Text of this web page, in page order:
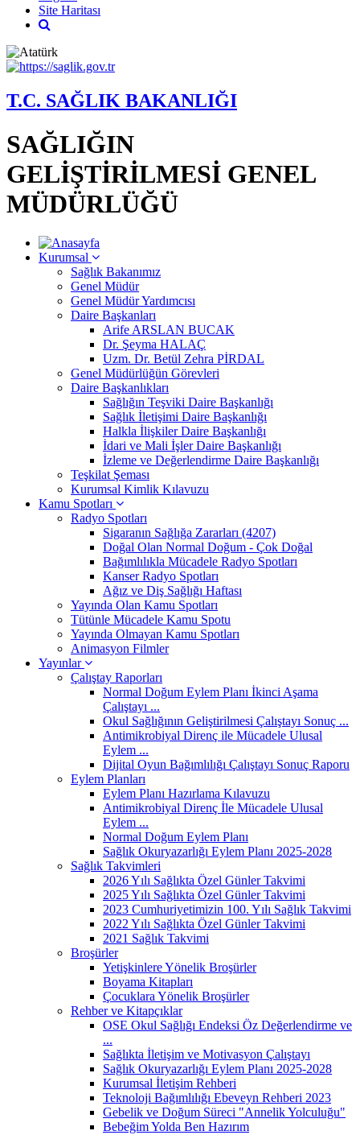
Site Haritası
T.C. SAĞLIK BAKANLIĞI
SAĞLIĞIN
GELİŞTİRİLMESİ GENEL
MÜDÜRLÜĞÜ
Kurumsal
Sağlık Bakanımız
Genel Müdür
Genel Müdür Yardımcısı
Daire Başkanları
Arife ARSLAN BUCAK
Dr. Şeyma HALAÇ
Uzm. Dr. Betül Zehra PİRDAL
Genel Müdürlüğün Görevleri
Daire Başkanlıkları
Sağlığın Teşviki Daire Başkanlığı
Sağlık İletişimi Daire Başkanlığı
Halkla İlişkiler Daire Başkanlığı
İdari ve Mali İşler Daire Başkanlığı
İzleme ve Değerlendirme Daire Başkanlığı
Teşkilat Şeması
Kurumsal Kimlik Kılavuzu
Kamu Spotları
Radyo Spotları
Sigaranın Sağlığa Zararları (4207)
Doğal Olan Normal Doğum - Çok Doğal
Bağımlılıkla Mücadele Radyo Spotları
Kanser Radyo Spotları
Ağız ve Diş Sağlığı Haftası
Yayında Olan Kamu Spotları
Tütünle Mücadele Kamu Spotu
Yayında Olmayan Kamu Spotları
Animasyon Filmler
Yayınlar
Çalıştay Raporları
Normal Doğum Eylem Planı İkinci Aşama
Çalıştayı ...
Okul Sağlığının Geliştirilmesi Çalıştayı Sonuç ...
Antimikrobiyal Direnç ile Mücadele Ulusal
Eylem ...
Dijital Oyun Bağımlılığı Çalıştayı Sonuç Raporu
Eylem Planları
Eylem Planı Hazırlama Kılavuzu
Antimikrobiyal Direnç İle Mücadele Ulusal
Eylem ...
Normal Doğum Eylem Planı
Sağlık Okuryazarlığı Eylem Planı 2025-2028
Sağlık Takvimleri
2026 Yılı Sağlıkta Özel Günler Takvimi
2025 Yılı Sağlıkta Özel Günler Takvimi
2023 Cumhuriyetimizin 100. Yılı Sağlık Takvimi
2022 Yılı Sağlıkta Özel Günler Takvimi
2021 Sağlık Takvimi
Broşürler
Yetişkinlere Yönelik Broşürler
Boyama Kitapları
Çocuklara Yönelik Broşürler
Rehber ve Kitapçıklar
OSE Okul Sağlığı Endeksi Öz Değerlendirme ve
...
Sağlıkta İletişim ve Motivasyon Çalıştayı
Sağlık Okuryazarlığı Eylem Planı 2025-2028
Kurumsal İletişim Rehberi
Teknoloji Bağımlılığı Ebeveyn Rehberi 2023
Gebelik ve Doğum Süreci "Annelik Yolculuğu"
Bebeğim Yolda Ben Hazırım